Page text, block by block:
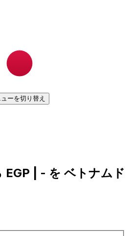
ューを切り替え
EGP | - を ベトナムド